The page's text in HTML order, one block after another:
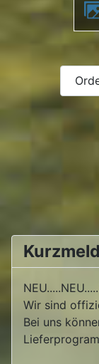
Wir sind
Bei uns